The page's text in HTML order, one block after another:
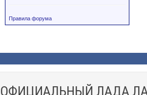
Правила форума
ОФИЦИАЛЬНЫЙ ЛАДА